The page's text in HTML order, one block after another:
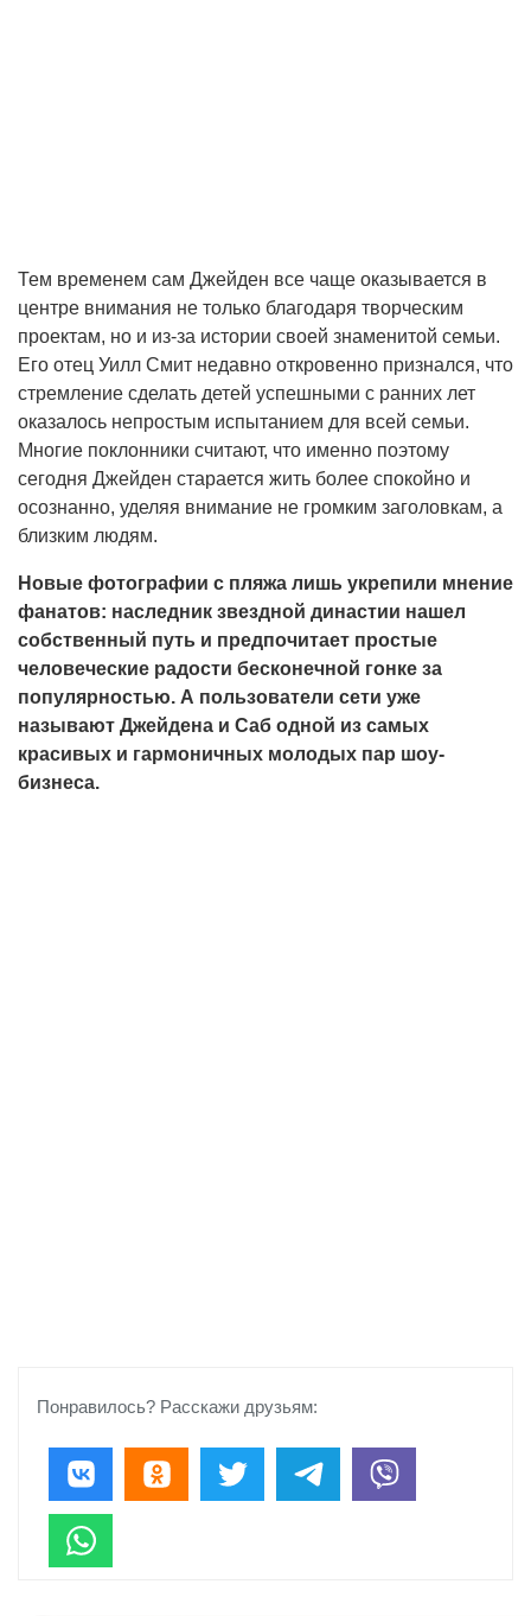
Тем временем сам Джейден все чаще оказывается в
центре внимания не только благодаря творческим
проектам, но и из-за истории своей знаменитой семьи.
Его отец Уилл Смит недавно откровенно признался, что
стремление сделать детей успешными с ранних лет
оказалось непростым испытанием для всей семьи.
Многие поклонники считают, что именно поэтому
сегодня Джейден старается жить более спокойно и
осознанно, уделяя внимание не громким заголовкам, а
близким людям.
Новые фотографии с пляжа лишь укрепили мнение
фанатов: наследник звездной династии нашел
собственный путь и предпочитает простые
человеческие радости бесконечной гонке за
популярностью. А пользователи сети уже
называют Джейдена и Саб одной из самых
красивых и гармоничных молодых пар шоу-
бизнеса.
Понравилось? Расскажи друзьям: